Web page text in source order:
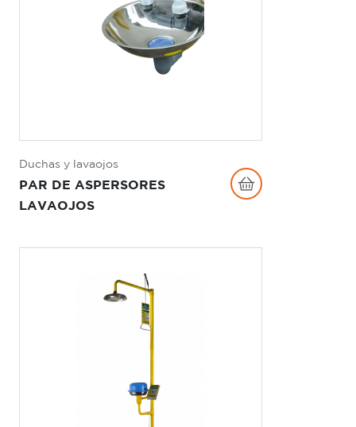
Duchas y lavaojos
PAR DE ASPERSORES
LAVAOJOS